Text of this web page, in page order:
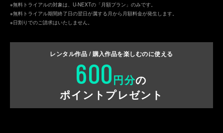
※無料トライアルの対象は、U-NEXTの「月額プラン」のみです。
※無料トライアル期間終了日の翌日が属する月から月額料金が発生します。
※日割りでのご請求はいたしません。
レンタル作品 / 購入作品を楽しむのに使える
600円分の
ポイントプレゼント